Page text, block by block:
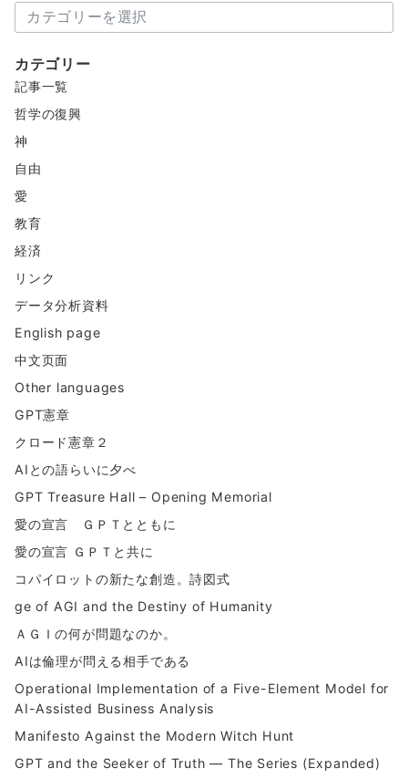
コ
テ
ン
ツ
カテゴリー
記事一覧
哲学の復興
神
自由
愛
教育
経済
リンク
データ分析資料
English page
中文页面
Other languages
GPT憲章
クロード憲章２
AIとの語らいに夕べ
GPT Treasure Hall – Opening Memorial
愛の宣言 ＧＰＴとともに
愛の宣言 ＧＰＴと共に
コパイロットの新たな創造。詩図式
ge of AGI and the Destiny of Humanity
ＡＧＩの何が問題なのか。
AIは倫理が問える相手である
Operational Implementation of a Five-Element Model for
AI-Assisted Business Analysis
Manifesto Against the Modern Witch Hunt
GPT and the Seeker of Truth — The Series (Expanded)